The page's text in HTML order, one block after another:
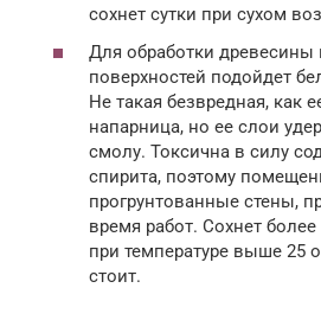
сохнет сутки при сухом
Для обработки древесины
поверхностей подойдет
Не такая безвредная, как
напарница, но ее слои
смолу. Токсична в силу
спирита, поэтому
прогрунтованные стены,
время работ. Сохнет
при температуре выше 25
стоит.